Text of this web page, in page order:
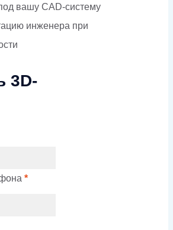
вашу CAD-систему
инженера при
3D-
*